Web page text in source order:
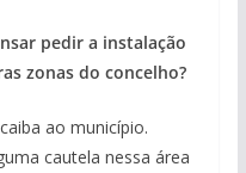
pedir a instalação
zonas do concelho?
ao município.
cautela nessa área